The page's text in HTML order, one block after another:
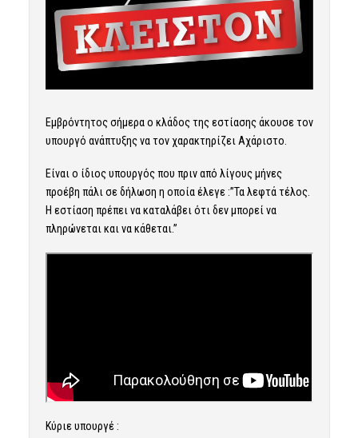
Εμβρόντητος σήμερα ο κλάδος της εστίασης άκουσε τον
υπουργό ανάπτυξης να τον χαρακτηρίζει Αχάριστο.
Είναι ο ίδιος υπουργός που πριν από λίγους μήνες
προέβη πάλι σε δήλωση η οποία έλεγε :”Τα λεφτά τέλος.
Η εστίαση πρέπει να καταλάβει ότι δεν μπορεί να
πληρώνεται και να κάθεται.”
Κύριε υπουργέ :